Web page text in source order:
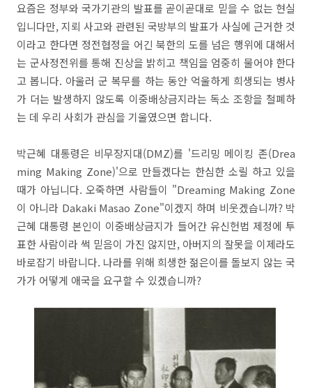
요즘은 정부와 국가기관의 발표를 곧이곧대로 믿을 수 없는 현실
입니다만, 지뢰 사고와 관련된 국방부의 발표가 사실에 근거한 것
이라고 한다면 정전협정을 어긴 북한의 도를 넘은 행위에 대해서
는 군사정전위를 통해 진상을 밝히고 책임을 엄중히 물어야 한다
고 봅니다. 아울러 군 복무를 하는 동안 억울하게 희생되는 병사
가 더는 발생하지 않도록 이중배상금지라는 독소 조항을 철폐하
는 데 우리 사회가 관심을 기울였으면 합니다.
박근혜 대통령은 비무장지대(DMZ)를 '드리밍 메이킹 존(Drea
ming Making Zone)'으로 만들겠다는 한심한 소릴 하고 있을
때가 아닙니다. 오죽하면 사람들이 "Dreaming Making Zone
이 아니라 Dakaki Masao Zone"이겠지 하며 비웃겠습니까? 박
근혜 대통령 본인이 이중배상금지가 들어간 유신헌법 제정에 투
표한 사람이라 썩 믿음이 가진 않지만, 아버지의 잘못을 이제라도
바로잡기 바랍니다. 나라를 위해 희생한 젊은이를 돌보지 않는 국
가가 어떻게 애국을 요구할 수 있겠습니까?